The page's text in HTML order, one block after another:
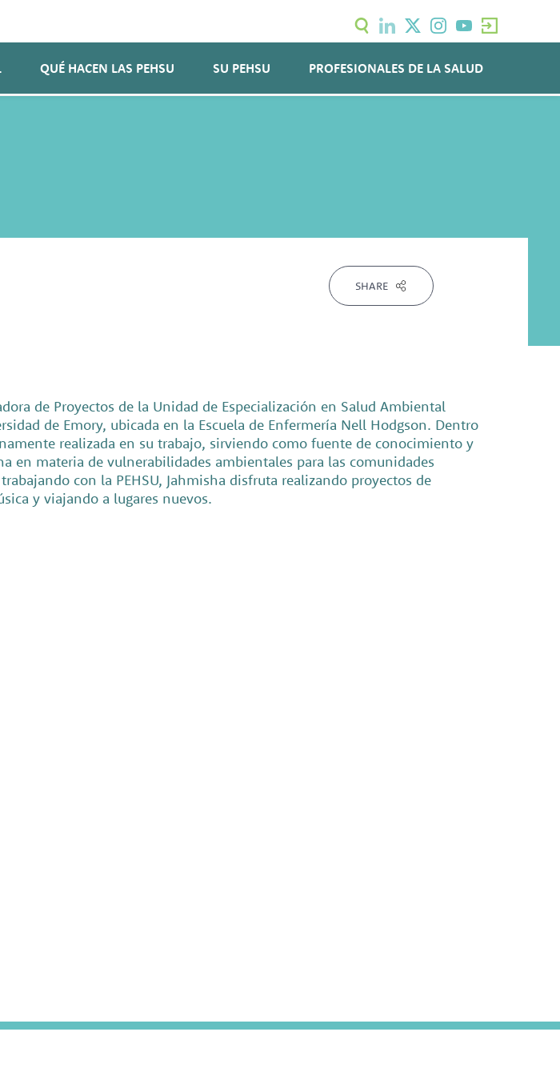
QUÉ HACEN LAS PEHSU SU PEHSU PROFESIONALES DE LA SALUD
SHARE
de Proyectos de la Unidad de Especialización en Salud Ambiental
de Emory, ubicada en la Escuela de Enfermería Nell Hodgson. Dentro
realizada en su trabajo, sirviendo como fuente de conocimiento y
en materia de vulnerabilidades ambientales para las comunidades
con la PEHSU, Jahmisha disfruta realizando proyectos de
y viajando a lugares nuevos.